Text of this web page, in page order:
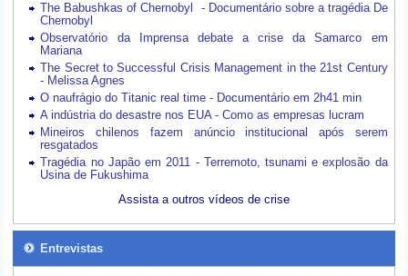
The Babushkas of Chernobyl - Documentário sobre a tragédia De
Chernobyl
Observatório da Imprensa debate a crise da Samarco em
Mariana
The Secret to Successful Crisis Management in the 21st Century
- Melissa Agnes
O naufrágio do Titanic real time - Documentário em 2h41 min
A indústria do desastre nos EUA - Como as empresas lucram
Mineiros chilenos fazem anúncio institucional após serem
resgatados
Tragédia no Japão em 2011 - Terremoto, tsunami e explosão da
Usina de Fukushima
Assista a outros vídeos de crise
Entrevistas